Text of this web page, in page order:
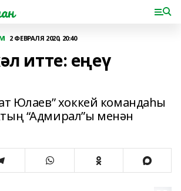
2 ФЕВРАЛЯ 2020, 20:40
итте: еңеү
Юлаев” хоккей командаһы
“Адмирал”ы менән